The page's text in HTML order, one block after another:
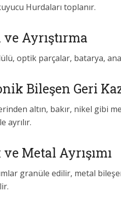
Hurdaları toplanır.
Ayrıştırma
optik parçalar, batarya,
Bileşen Geri
altın, bakır, nikel gibi
ayrılır.
Metal Ayrışımı
granüle edilir, metal